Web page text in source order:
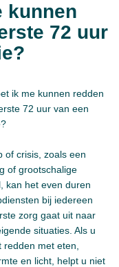
kunnen
72 uur
ik me kunnen redden
72 uur van een
of crisis, zoals een
of grootschalige
kan het even duren
bij iedereen
zorg gaat uit naar
situaties. Als u
redden met eten,
en licht, helpt u niet